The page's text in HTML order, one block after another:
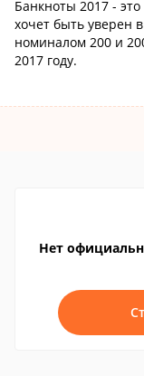
Банкноты 2017 -
хочет быть уверен
номиналом 200 и
2017 году.
Нет